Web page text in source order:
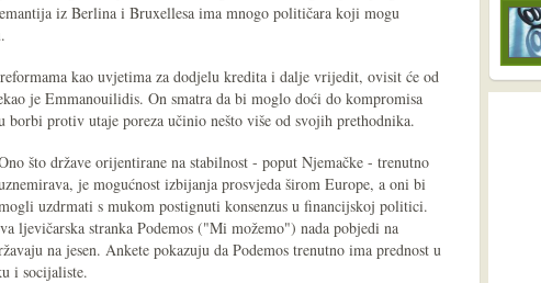
iz Berlina i Bruxellesa ima mnogo političara koji mogu
kao uvjetima za dodjelu kredita i dalje vrijedit, ovisit će od
je Emmanouilidis. On smatra da bi moglo doći do kompromisa
protiv utaje poreza učinio nešto više od svojih prethodnika.
što države orijentirane na stabilnost - poput Njemačke - trenutno
je mogućnost izbijanja prosvjeda širom Europe, a oni bi
uzdrmati s mukom postignuti konsenzus u financijskoj politici.
ljevičarska stranka Podemos ("Mi možemo") nada pobjedi na
na jesen. Ankete pokazuju da Podemos trenutno ima prednost u
i socijaliste.